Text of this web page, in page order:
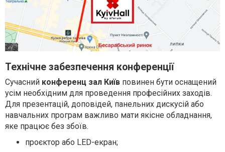
Технічне забезпечення конференції
Сучасний конференц зал Київ повинен бути оснащений
усім необхідним для проведення професійних заходів.
Для презентацій, доповідей, панельних дискусій або
навчальних програм важливо мати якісне обладнання,
яке працює без збоїв.
проєктор або LED-екран;